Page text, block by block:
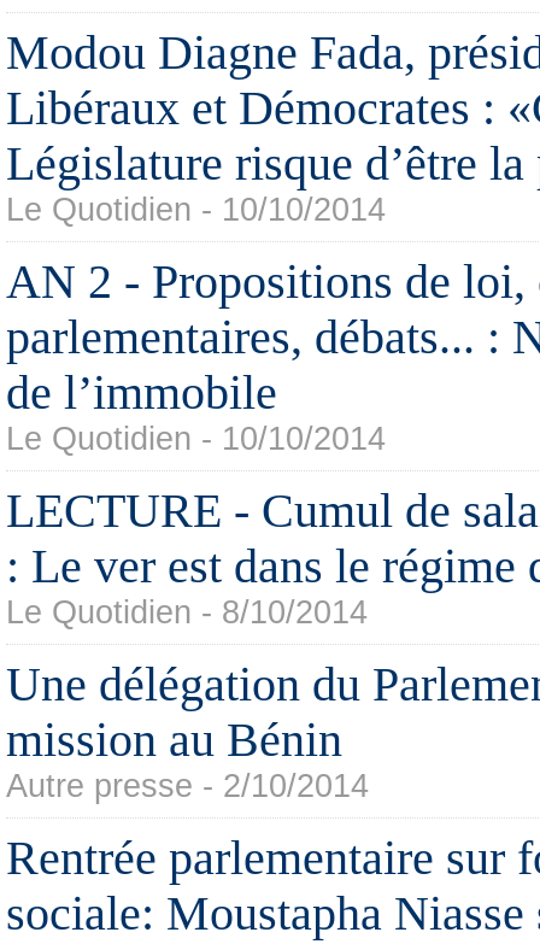
Modou Diagne Fada,
Libéraux et Démocrates :
Législature risque d’être
Le Quotidien - 10/10/2014
AN 2 - Propositions de loi,
parlementaires, débats... :
de l’immobile
Le Quotidien - 10/10/2014
LECTURE - Cumul de
: Le ver est dans le régime
Le Quotidien - 8/10/2014
Une délégation du
mission au Bénin
Autre presse - 2/10/2014
Rentrée parlementaire sur
sociale: Moustapha Niasse